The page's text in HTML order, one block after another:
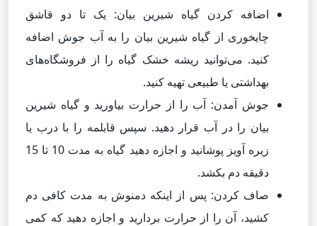
اضافه کردن گیاه شیرین بیان: یک تا دو قاشق
چایخوری از گیاه شیرین بیان را به آب جوش اضافه
کنید. می‌توانید ریشه خشک گیاه را از فروشگاه‌های
بهداشتی یا طبیعی تهیه کنید.
جوش آمدن: آب را از حرارت بیاورید و گیاه شیرین
بیان را در آب قرار دهید. سپس قابلمه را با درب یا
زیره آویز پوشانید و اجازه دهید گیاه به مدت 10 تا 15
دقیقه دم بکشد.
صاف کردن: پس از اینکه دمنوش به مدت کافی دم
کشید، آن را از حرارت بردارید و اجازه دهید که کمی